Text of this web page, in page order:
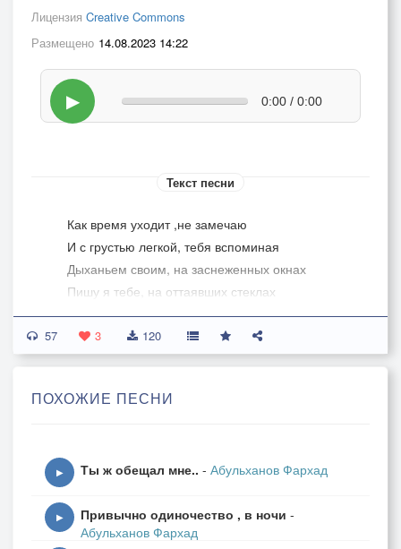
Лицензия Creative Commons
Размещено 14.08.2023 14:22
▶ 0:00 / 0:00
Текст песни
Как время уходит ,не замечаю
И с грустью легкой, тебя вспоминая
Дыханьем своим, на заснеженных окнах
Пишу я тебе, на оттаявших стеклах
А том что ждала, о что скучала
Как время уходит ,не замечала
Первым снегом приворожила
И вот и оттаяла ,вот и ожила
Скупы и коротки любви куплеты
57 3 120
ПОХОЖИЕ ПЕСНИ
▶ Ты ж обещал мне.. - Абульханов Фархад
▶ Привычно одиночество , в ночи -
Абульханов Фархад